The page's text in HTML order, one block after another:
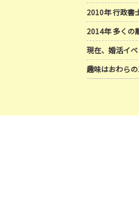
2010年 行政書
2014年 多くの
現在、婚活イ
趣味はおわら